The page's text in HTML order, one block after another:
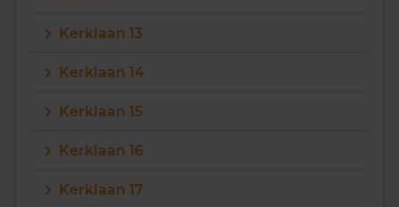
Maandag t/m vrijdag - 08:00 -18:00
Kerklaan 13
Kerklaan 14
Kerklaan 15
Kerklaan 16
Kerklaan 17